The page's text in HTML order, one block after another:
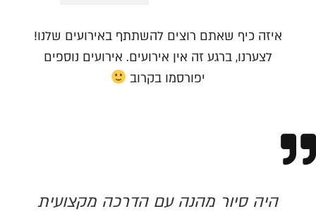
איזה כיף שאתם רוצים להשתתף באירועים שלנו!
לצערנו, ברגע זה אין אירועים. אירועים נוספים
יפורסמו בקרוב
היה סיור מהנה עם הדרכה מקצועית